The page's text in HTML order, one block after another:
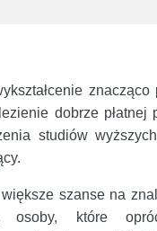
znacząco
dobrze płatnej
studiów
szanse na
osoby, które